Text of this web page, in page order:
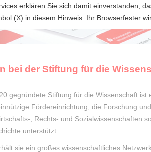
erklären Sie sich damit einverstanden,
(X) in diesem Hinweis. Ihr Browserfester
bei der Stiftung für die
gegründete Stiftung für die Wissenschaft ist
Fördereinrichtung, die Forschung
, Rechts- und Sozialwissenschaften
unterstützt.
sie ein großes wissenschaftliches